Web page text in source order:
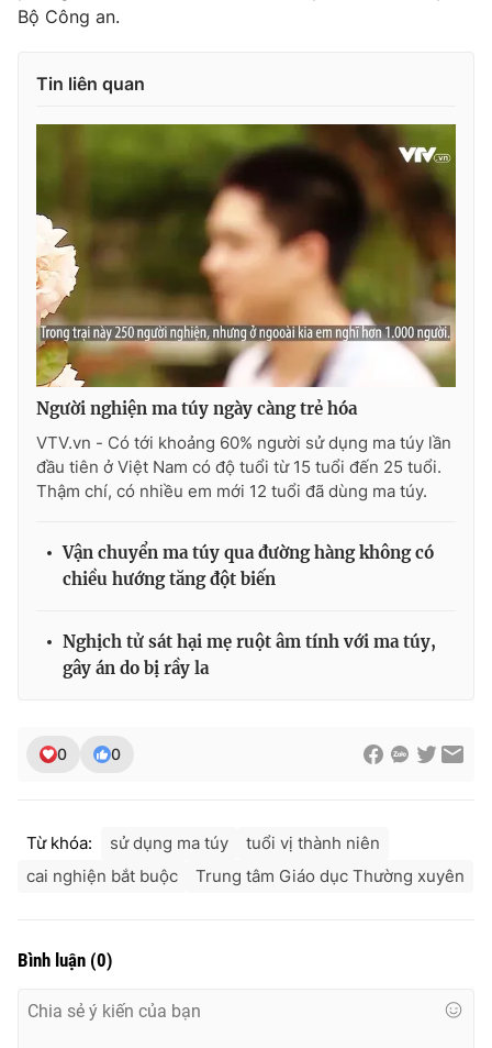
Bộ Công an.
Tin liên quan
Người nghiện ma túy ngày càng trẻ hóa
VTV.vn - Có tới khoảng 60% người sử dụng ma túy lần
đầu tiên ở Việt Nam có độ tuổi từ 15 tuổi đến 25 tuổi.
Thậm chí, có nhiều em mới 12 tuổi đã dùng ma túy.
Vận chuyển ma túy qua đường hàng không có
chiều hướng tăng đột biến
Nghịch tử sát hại mẹ ruột âm tính với ma túy,
gây án do bị rầy la
0 0
Từ khóa: sử dụng ma túy
tuổi vị thành niên
cai nghiện bắt buộc
Trung tâm Giáo dục Thường xuyên
Bình luận (0)